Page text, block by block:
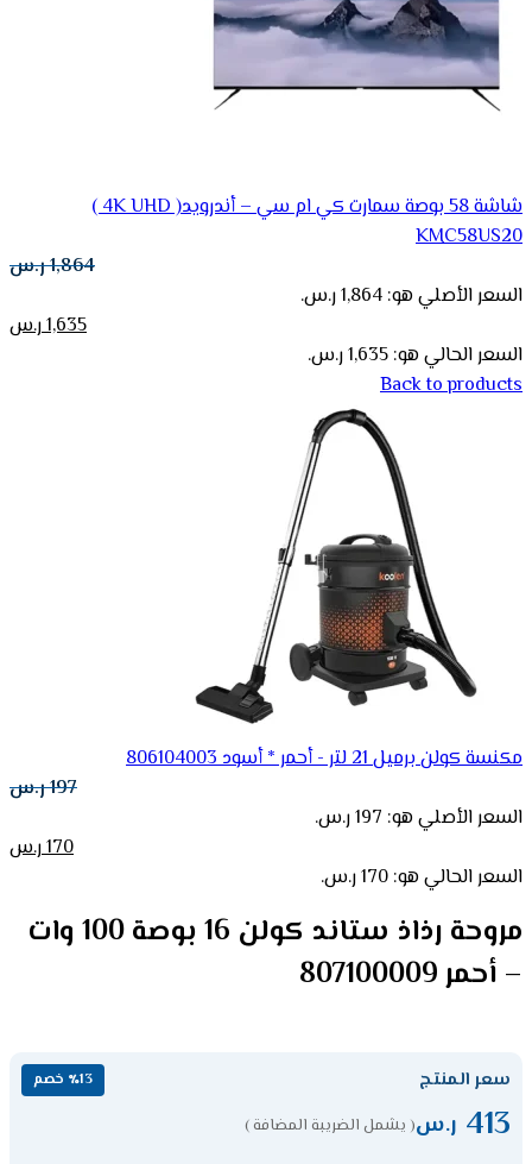
شاشة 58 بوصة سمارت كي ام سي – أندرويد( 4K UHD )
KMC58US20
1,864ر.س
السعر الأصلي هو: 1,864 ر.س.
1,635ر.س
السعر الحالي هو: 1,635 ر.س.
Back to products
مكنسة كولن برميل 21 لتر - أحمر * أسود 806104003
197ر.س
السعر الأصلي هو: 197 ر.س.
170ر.س
السعر الحالي هو: 170 ر.س.
مروحة رذاذ ستاند كولن 16 بوصة 100 وات
– أحمر 807100009
سعر المنتج ٪13 خصم
413 ر.س( يشمل الضريبة المضافة )